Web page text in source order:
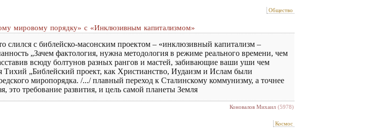
Общество
мировому порядку» с «Инклюзивным капитализмом»
слился с библейско-масонским проектом – «инклюзивный капитализм –
„Зачем фактология, нужна методология в режиме реального времени, чем
всюду болтунов разных рангов и мастей, забивающие ваши уши чем
„Библейский проект, как Христианство, Иудаизм и Ислам были
миропорядка. /.../ плавный переход к Сталинскому коммунизму, а точнее
это требование развития, и цель самой планеты Земля
Коновалов Михаил (5978)
Космос